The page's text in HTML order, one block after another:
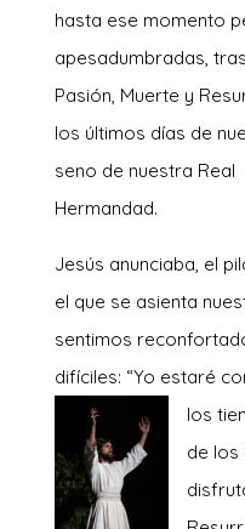
hasta ese momento
apesadumbradas,
Pasión, Muerte y
los últimos días de
seno de nuestra Real
Hermandad.
Jesús anunciaba, el
el que se asienta
sentimos
difíciles: “Yo estaré
los t
de los